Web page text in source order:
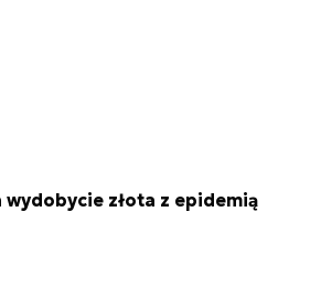
złota z epidemią